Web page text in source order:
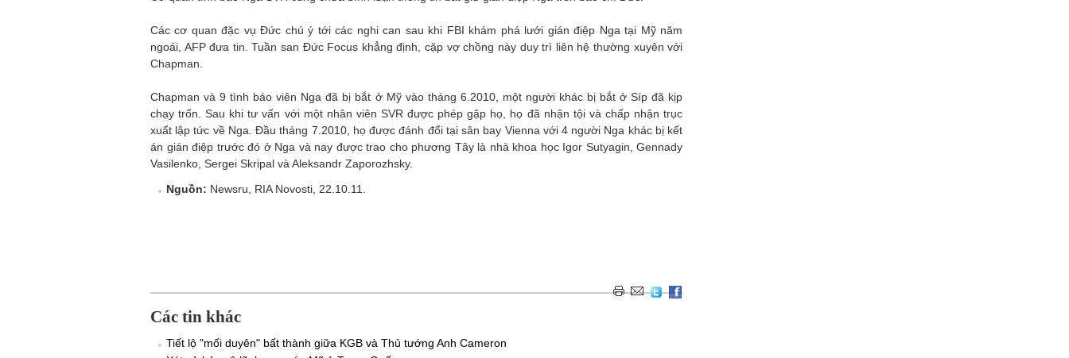
Các cơ quan đặc vụ Đức chú ý tới các nghi can sau khi FBI khám phá lưới gián điệp Nga tại Mỹ năm
ngoái, AFP đưa tin. Tuần san Đức Focus khẳng định, cặp vợ chồng này duy trì liên hệ thường xuyên với
Chapman.
Chapman và 9 tình báo viên Nga đã bị bắt ở Mỹ vào tháng 6.2010, một người khác bị bắt ở Síp đã kịp
chạy trốn. Sau khi tư vấn với một nhân viên SVR được phép gặp họ, họ đã nhận tội và chấp nhận trục
xuất lập tức về Nga. Đầu tháng 7.2010, họ được đánh đổi tại sân bay Vienna với 4 người Nga khác bị kết
án gián điệp trước đó ở Nga và nay được trao cho phương Tây là nhà khoa học Igor Sutyagin, Gennady
Vasilenko, Sergei Skripal và Aleksandr Zaporozhsky.
Nguồn: Newsru, RIA Novosti, 22.10.11.
Các tin khác
Tiết lộ "mối duyên" bất thành giữa KGB và Thủ tướng Anh Cameron